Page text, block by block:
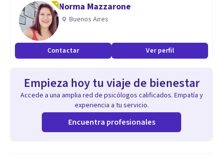
Norma Mazzarone
Buenos Aires
Contactar Ver perfil
Empieza hoy tu viaje de bienestar
Accede a una amplia red de psicólogos calificados. Empatía y
experiencia a tu servicio.
Encuentra profesionales